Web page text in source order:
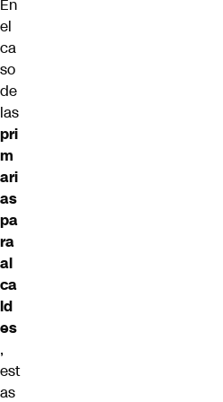
En
el
ca
so
de
las
pri
m
ari
as
pa
ra
al
ca
ld
es
,
est
as